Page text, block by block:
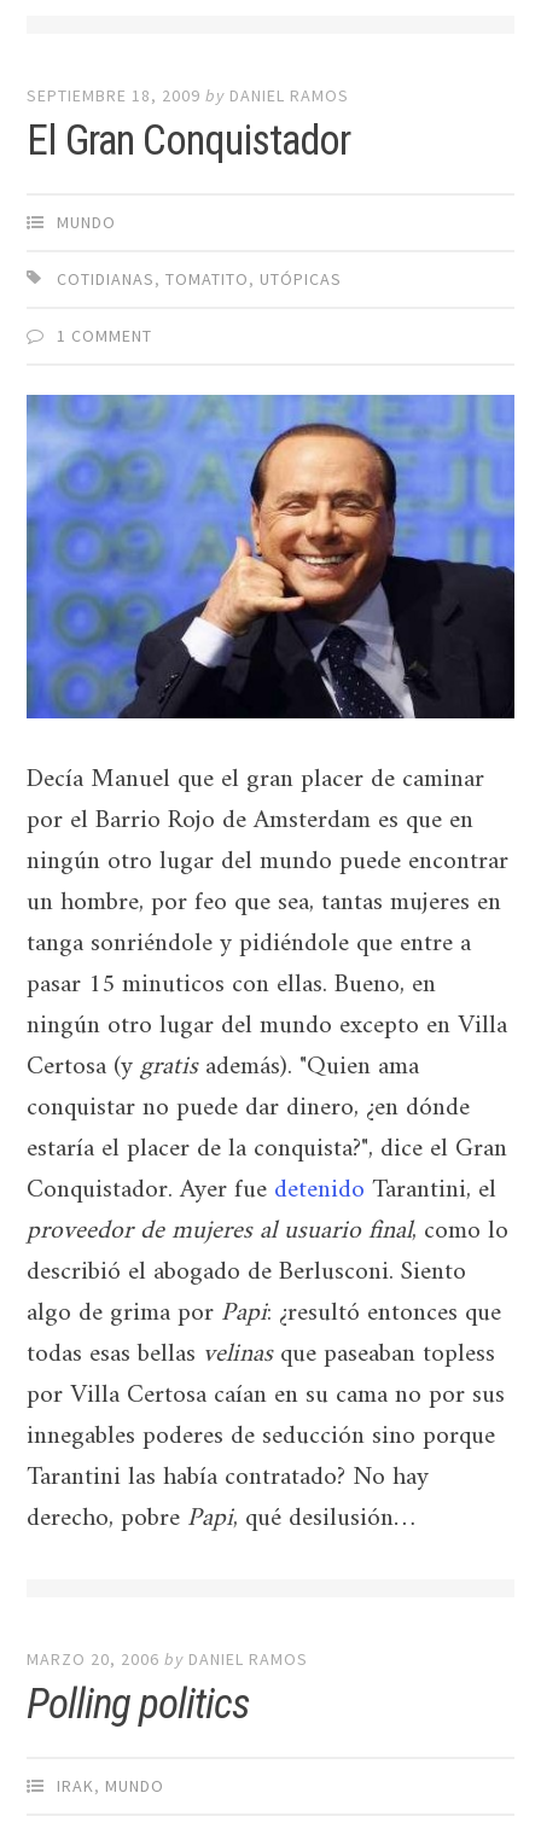
SEPTIEMBRE 18, 2009 by DANIEL RAMOS
El Gran Conquistador
MUNDO
COTIDIANAS,TOMATITO, UTÓPICAS
1 COMMENT
Decía Manuel que el gran placer de caminar
por el Barrio Rojo de Amsterdam es que en
ningún otro lugar del mundo puede encontrar
un hombre, por feo que sea, tantas mujeres en
tanga sonriéndole y pidiéndole que entre a
pasar 15 minuticos con ellas. Bueno, en
ningún otro lugar del mundo excepto en Villa
Certosa (ygratisademás). "Quien ama
conquistar no puede dar dinero, ¿en dónde
estaría el placer de la conquista?", dice el Gran
Conquistador. Ayer fuedetenidoTarantini, el
proveedor de mujeres al usuario final, como lo
describió el abogado de Berlusconi. Siento
algo de grima porPapi: ¿resultó entonces que
todas esas bellas velinasque paseaban topless
por Villa Certosa caían en su cama no por sus
innegables poderes de seducción sino porque
Tarantini las había contratado? No hay
derecho, pobrePapi, qué desilusión…
MARZO 20, 2006 by DANIEL RAMOS
Polling politics
IRAK, MUNDO